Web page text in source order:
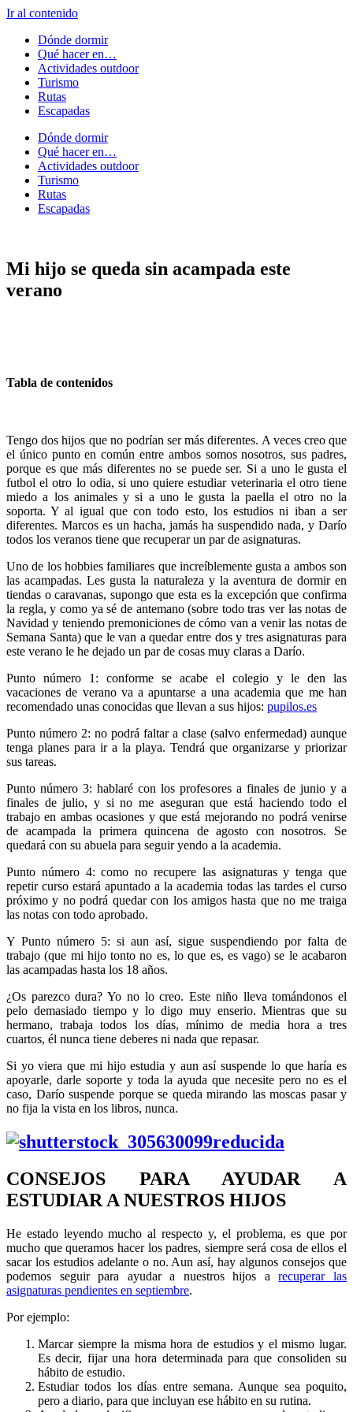
Ir al contenido
Dónde dormir
Qué hacer en…
Actividades outdoor
Turismo
Rutas
Escapadas
Dónde dormir
Qué hacer en…
Actividades outdoor
Turismo
Rutas
Escapadas
Mi hijo se queda sin acampada este
verano
Tabla de contenidos
Tengo dos hijos que no podrían ser más diferentes. A veces creo que
el único punto en común entre ambos somos nosotros, sus padres,
porque es que más diferentes no se puede ser. Si a uno le gusta el
futbol el otro lo odia, si uno quiere estudiar veterinaria el otro tiene
miedo a los animales y si a uno le gusta la paella el otro no la
soporta. Y al igual que con todo esto, los estudios ni iban a ser
diferentes. Marcos es un hacha, jamás ha suspendido nada, y Darío
todos los veranos tiene que recuperar un par de asignaturas.
Uno de los hobbies familiares que increíblemente gusta a ambos son
las acampadas. Les gusta la naturaleza y la aventura de dormir en
tiendas o caravanas, supongo que esta es la excepción que confirma
la regla, y como ya sé de antemano (sobre todo tras ver las notas de
Navidad y teniendo premoniciones de cómo van a venir las notas de
Semana Santa) que le van a quedar entre dos y tres asignaturas para
este verano le he dejado un par de cosas muy claras a Darío.
Punto número 1: conforme se acabe el colegio y le den las
vacaciones de verano va a apuntarse a una academia que me han
recomendado unas conocidas que llevan a sus hijos: pupilos.es
Punto número 2: no podrá faltar a clase (salvo enfermedad) aunque
tenga planes para ir a la playa. Tendrá que organizarse y priorizar
sus tareas.
Punto número 3: hablaré con los profesores a finales de junio y a
finales de julio, y si no me aseguran que está haciendo todo el
trabajo en ambas ocasiones y que está mejorando no podrá venirse
de acampada la primera quincena de agosto con nosotros. Se
quedará con su abuela para seguir yendo a la academia.
Punto número 4: como no recupere las asignaturas y tenga que
repetir curso estará apuntado a la academia todas las tardes el curso
próximo y no podrá quedar con los amigos hasta que no me traiga
las notas con todo aprobado.
Y Punto número 5: si aun así, sigue suspendiendo por falta de
trabajo (que mi hijo tonto no es, lo que es, es vago) se le acabaron
las acampadas hasta los 18 años.
¿Os parezco dura? Yo no lo creo. Este niño lleva tomándonos el
pelo demasiado tiempo y lo digo muy enserio. Mientras que su
hermano, trabaja todos los días, mínimo de media hora a tres
cuartos, él nunca tiene deberes ni nada que repasar.
Si yo viera que mi hijo estudia y aun así suspende lo que haría es
apoyarle, darle soporte y toda la ayuda que necesite pero no es el
caso, Darío suspende porque se queda mirando las moscas pasar y
no fija la vista en los libros, nunca.
CONSEJOS PARA AYUDAR A
ESTUDIAR A NUESTROS HIJOS
He estado leyendo mucho al respecto y, el problema, es que por
mucho que queramos hacer los padres, siempre será cosa de ellos el
sacar los estudios adelante o no. Aun así, hay algunos consejos que
podemos seguir para ayudar a nuestros hijos arecuperar las
asignaturas pendientes en septiembre.
Por ejemplo:
Marcar siempre la misma hora de estudios y el mismo lugar.
Es decir, fijar una hora determinada para que consoliden su
hábito de estudio.
Estudiar todos los días entre semana. Aunque sea poquito,
pero a diario, para que incluyan ese hábito en su rutina.